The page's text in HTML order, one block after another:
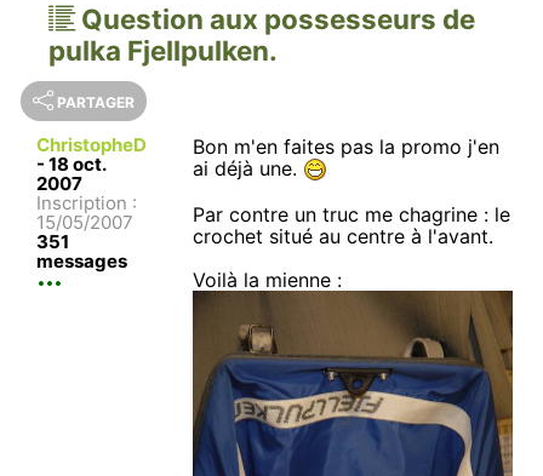
Question aux possesseurs de
pulka Fjellpulken.
PARTAGER
ChristopheD
- 18 oct.
2007
Inscription :
15/05/2007
351
messages
Bon m'en faites pas la promo j'en
ai déjà une.
Par contre un truc me chagrine : le
crochet situé au centre à l'avant.
Voilà la mienne :